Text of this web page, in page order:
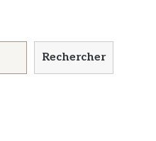
Rechercher